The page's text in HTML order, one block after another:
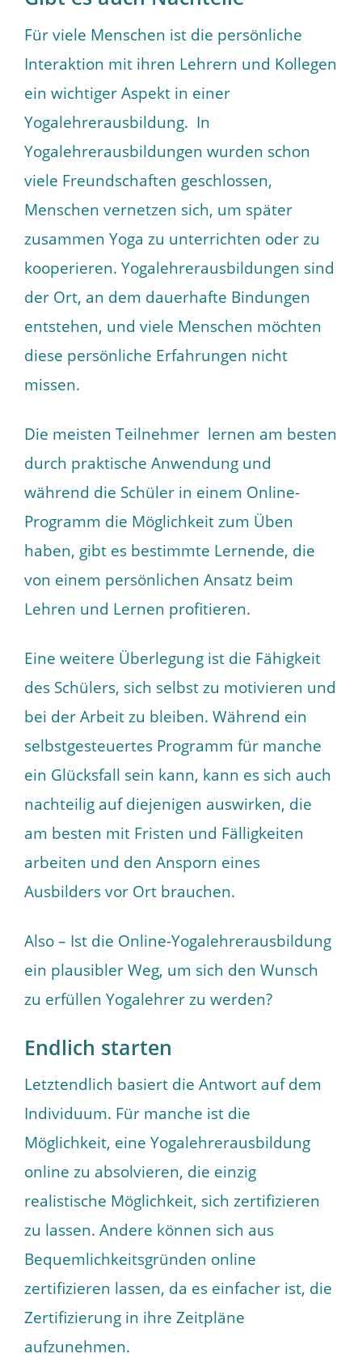
Für viele Menschen ist die persönliche
Interaktion mit ihren Lehrern und Kollegen
ein wichtiger Aspekt in einer
Yogalehrerausbildung. In
Yogalehrerausbildungen wurden schon
viele Freundschaften geschlossen,
Menschen vernetzen sich, um später
zusammen Yoga zu unterrichten oder zu
kooperieren. Yogalehrerausbildungen sind
der Ort, an dem dauerhafte Bindungen
entstehen, und viele Menschen möchten
diese persönliche Erfahrungen nicht
missen.
Die meisten Teilnehmer lernen am besten
durch praktische Anwendung und
während die Schüler in einem Online-
Programm die Möglichkeit zum Üben
haben, gibt es bestimmte Lernende, die
von einem persönlichen Ansatz beim
Lehren und Lernen profitieren.
Eine weitere Überlegung ist die Fähigkeit
des Schülers, sich selbst zu motivieren und
bei der Arbeit zu bleiben. Während ein
selbstgesteuertes Programm für manche
ein Glücksfall sein kann, kann es sich auch
nachteilig auf diejenigen auswirken, die
am besten mit Fristen und Fälligkeiten
arbeiten und den Ansporn eines
Ausbilders vor Ort brauchen.
Also – Ist die Online-Yogalehrerausbildung
ein plausibler Weg, um sich den Wunsch
zu erfüllen Yogalehrer zu werden?
Endlich starten
Letztendlich basiert die Antwort auf dem
Individuum. Für manche ist die
Möglichkeit, eine Yogalehrerausbildung
online zu absolvieren, die einzig
realistische Möglichkeit, sich zertifizieren
zu lassen. Andere können sich aus
Bequemlichkeitsgründen online
zertifizieren lassen, da es einfacher ist, die
Zertifizierung in ihre Zeitpläne
aufzunehmen.